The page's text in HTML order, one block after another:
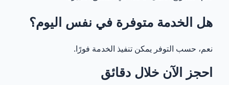
هل الخدمة متوفرة في نفس اليوم؟
نعم، حسب التوفر يمكن تنفيذ الخدمة فورًا.
احجز الآن خلال دقائق